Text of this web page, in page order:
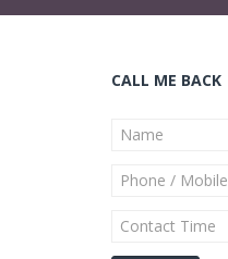
CALL ME BACK